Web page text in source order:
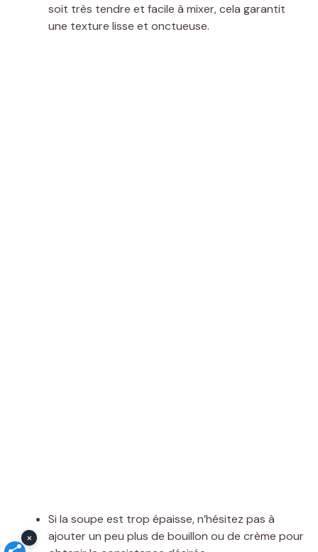
soit très tendre et facile à mixer, cela garantit
une texture lisse et onctueuse.
Si la soupe est trop épaisse, n’hésitez pas à
ajouter un peu plus de bouillon ou de crème pour
×